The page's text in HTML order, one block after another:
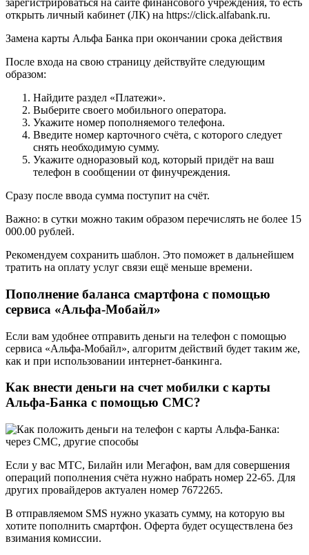
зарегистрироваться на сайте финансового учреждения, то есть
открыть личный кабинет (ЛК) на https://click.alfabank.ru.
Замена карты Альфа Банка при окончании срока действия
После входа на свою страницу действуйте следующим
образом:
Найдите раздел «Платежи».
Выберите своего мобильного оператора.
Укажите номер пополняемого телефона.
Введите номер карточного счёта, с которого следует
снять необходимую сумму.
Укажите одноразовый код, который придёт на ваш
телефон в сообщении от финучреждения.
Сразу после ввода сумма поступит на счёт.
Важно: в сутки можно таким образом перечислять не более 15
000.00 рублей.
Рекомендуем сохранить шаблон. Это поможет в дальнейшем
тратить на оплату услуг связи ещё меньше времени.
Пополнение баланса смартфона с помощью
сервиса «Альфа-Мобайл»
Если вам удобнее отправить деньги на телефон с помощью
сервиса «Альфа-Мобайл», алгоритм действий будет таким же,
как и при использовании интернет-банкинга.
Как внести деньги на счет мобилки с карты
Альфа-Банка с помощью СМС?
Если у вас МТС, Билайн или Мегафон, вам для совершения
операций пополнения счёта нужно набрать номер 22-65. Для
других провайдеров актуален номер 7672265.
В отправляемом SMS нужно указать сумму, на которую вы
хотите пополнить смартфон. Оферта будет осуществлена без
взимания комиссии.